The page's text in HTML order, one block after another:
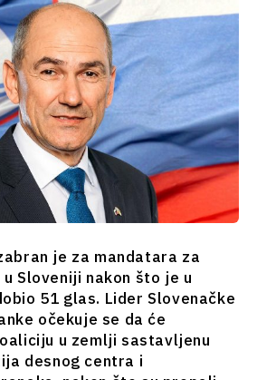
je za mandatara za
Sloveniji nakon što je u
51 glas. Lider Slovenačke
očekuje se da će
u zemlji sastavljenu
desnog centra i